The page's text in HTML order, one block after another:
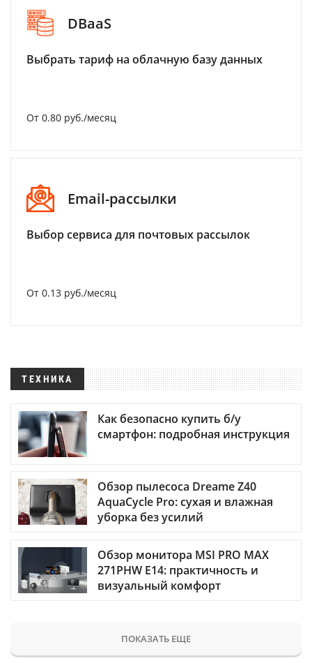
DBaaS
Выбрать тариф на облачную базу данных
От 0.80 руб./месяц
Email-рассылки
Выбор сервиса для почтовых рассылок
От 0.13 руб./месяц
ТЕХНИКА
Как безопасно купить б/у
смартфон: подробная инструкция
Обзор пылесоса Dreame Z40
AquaCycle Pro: сухая и влажная
уборка без усилий
Обзор монитора MSI PRO MAX
271PHW E14: практичность и
визуальный комфорт
ПОКАЗАТЬ ЕЩЕ